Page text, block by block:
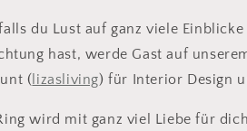
du Lust auf ganz viele
hast, werde Gast auf
( lizasliving) für Interior Design
wird mit ganz viel Liebe für